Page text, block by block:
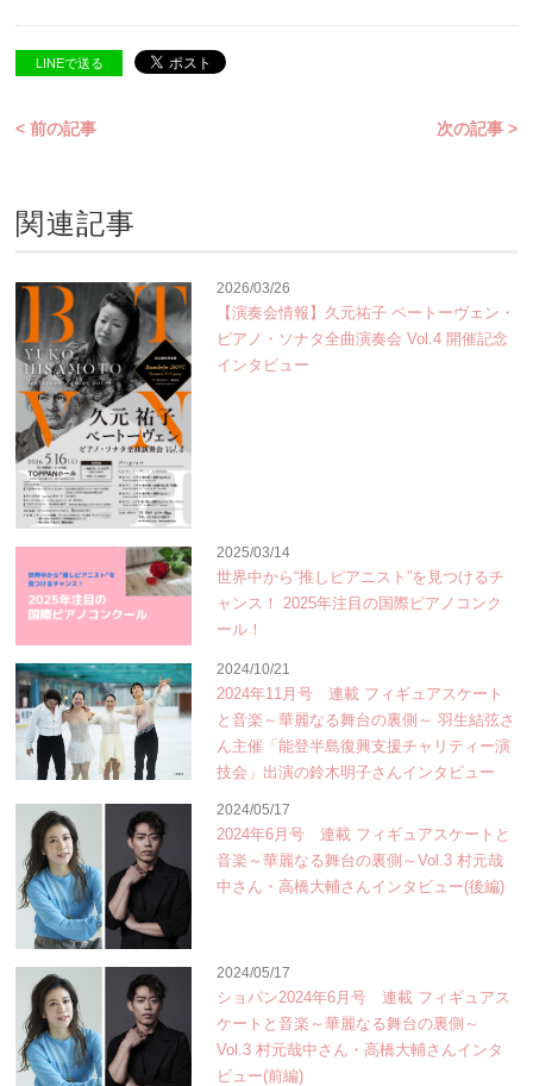
LINEで送る
< 前の記事 次の記事 >
関連記事
2026/03/26
【演奏会情報】久元祐子 ベートーヴェン・
ピアノ・ソナタ全曲演奏会 Vol.4 開催記念
インタビュー
2025/03/14
世界中から“推しピアニスト”を見つけるチ
ャンス！ 2025年注目の国際ピアノコンク
ール！
2024/10/21
2024年11月号 連載 フィギュアスケート
と音楽～華麗なる舞台の裏側～ 羽生結弦さ
ん主催「能登半島復興支援チャリティー演
技会」出演の鈴木明子さんインタビュー
2024/05/17
2024年6月号 連載 フィギュアスケートと
音楽～華麗なる舞台の裏側～Vol.3 村元哉
中さん・高橋大輔さんインタビュー(後編)
2024/05/17
ショパン2024年6月号 連載 フィギュアス
ケートと音楽～華麗なる舞台の裏側～
Vol.3 村元哉中さん・高橋大輔さんインタ
ビュー(前編)